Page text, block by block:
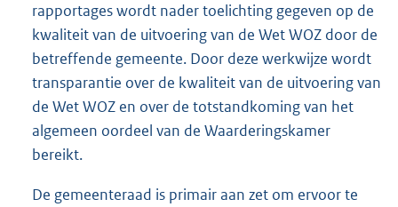
rapportages wordt nader toelichting gegeven op de
kwaliteit van de uitvoering van de Wet WOZ door de
betreffende gemeente. Door deze werkwijze wordt
transparantie over de kwaliteit van de uitvoering van
de Wet WOZ en over de totstandkoming van het
algemeen oordeel van de Waarderingskamer
bereikt.
De gemeenteraad is primair aan zet om ervoor te